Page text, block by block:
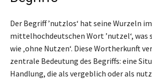
Der Begriff ’nutzlos‘ hat seine Wurzeln im
mittelhochdeutschen Wort ’nutzel‘, was
wie ‚ohne Nutzen‘. Diese Wortherkunft
zentrale Bedeutung des Begriffs: eine
Handlung, die als vergeblich oder als